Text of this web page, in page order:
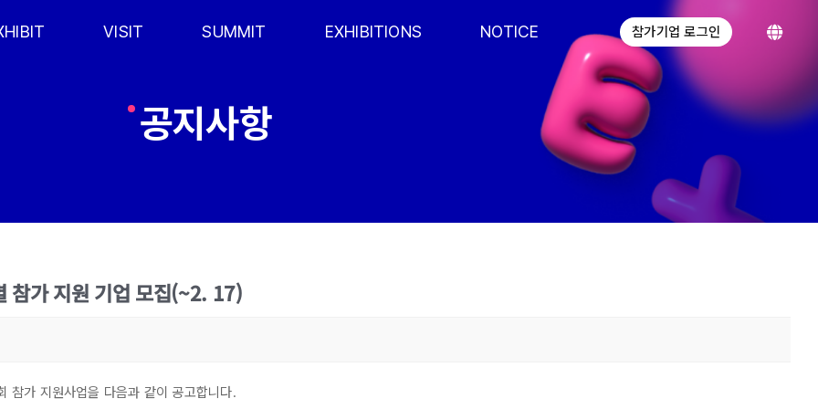
VISIT SUMMIT EXHIBITIONS NOTICE 참가기업 로그인
공지사항
참가 지원 기업 모집(~2. 17)
참가 지원사업을 다음과 같이 공고합니다.